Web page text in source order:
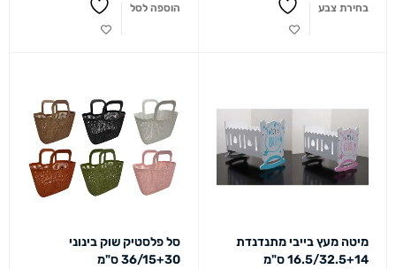
בחירת צבע הוספה לסל
מיטה מעץ בייבי מתנדנדת
16.5/32.5+14 ס"מ
סל פלסטיק שוק בינוני
36/15+30 ס"מ